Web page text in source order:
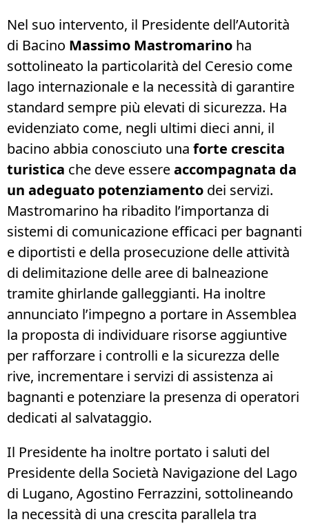
Nel suo intervento, il Presidente dell’Autorità
di Bacino Massimo Mastromarino ha
sottolineato la particolarità del Ceresio come
lago internazionale e la necessità di garantire
standard sempre più elevati di sicurezza. Ha
evidenziato come, negli ultimi dieci anni, il
bacino abbia conosciuto una forte crescita
turistica che deve essereaccompagnata da
un adeguato potenziamento dei servizi.
Mastromarino ha ribadito l’importanza di
sistemi di comunicazione efficaci per bagnanti
e diportisti e della prosecuzione delle attività
di delimitazione delle aree di balneazione
tramite ghirlande galleggianti. Ha inoltre
annunciato l’impegno a portare in Assemblea
la proposta di individuare risorse aggiuntive
per rafforzare i controlli e la sicurezza delle
rive, incrementare i servizi di assistenza ai
bagnanti e potenziare la presenza di operatori
dedicati al salvataggio.
Il Presidente ha inoltre portato i saluti del
Presidente della Società Navigazione del Lago
di Lugano, Agostino Ferrazzini, sottolineando
la necessità di una crescita parallela tra